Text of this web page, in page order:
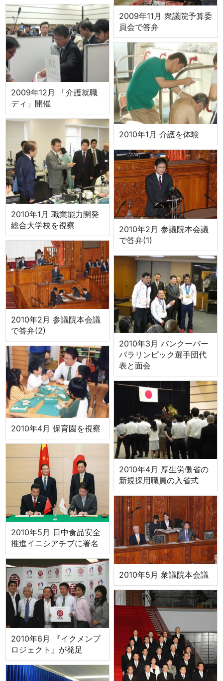
2009年11月 衆議院予算委
員会で答弁
2009年12月 「介護就職
ディ」開催
2010年1月 介護を体験
2010年1月 職業能力開発
総合大学校を視察
2010年2月 参議院本会議
で答弁(1)
2010年2月 参議院本会議
で答弁(2)
2010年3月 バンクーバー
パラリンピック選手団代
表と面会
2010年4月 保育園を視察
2010年4月 厚生労働省の
新規採用職員の入省式
2010年5月 日中食品安全
推進イニシアチブに署名
2010年5月 衆議院本会議
2010年6月 『イクメンプ
ロジェクト』が発足